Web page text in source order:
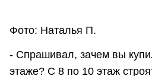
Фото: Наталья П.
- Спрашивал, зачем вы
этаже? С 8 по 10 этаж